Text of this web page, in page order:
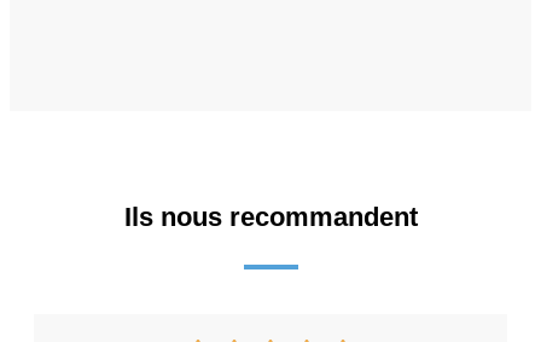
Ils nous recommandent